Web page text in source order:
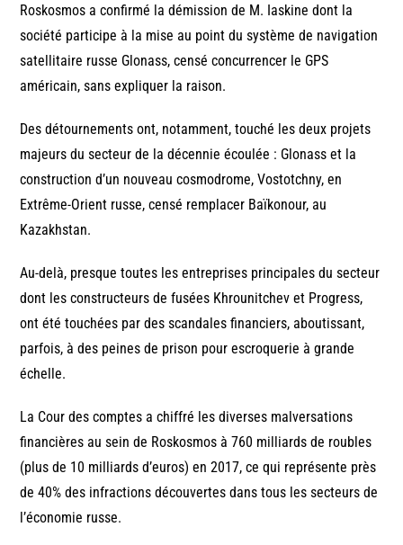
Roskosmos a confirmé la démission de M. Iaskine dont la
société participe à la mise au point du système de navigation
satellitaire russe Glonass, censé concurrencer le GPS
américain, sans expliquer la raison.
Des détournements ont, notamment, touché les deux projets
majeurs du secteur de la décennie écoulée : Glonass et la
construction d’un nouveau cosmodrome, Vostotchny, en
Extrême-Orient russe, censé remplacer Baïkonour, au
Kazakhstan.
Au-delà, presque toutes les entreprises principales du secteur
dont les constructeurs de fusées Khrounitchev et Progress,
ont été touchées par des scandales financiers, aboutissant,
parfois, à des peines de prison pour escroquerie à grande
échelle.
La Cour des comptes a chiffré les diverses malversations
financières au sein de Roskosmos à 760 milliards de roubles
(plus de 10 milliards d’euros) en 2017, ce qui représente près
de 40% des infractions découvertes dans tous les secteurs de
l’économie russe.